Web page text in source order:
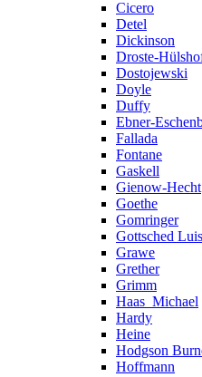
Cicero
Detel
Dickinson
Droste-
Dostojewski
Doyle
Duffy
Ebner-
Fallada
Fontane
Gaskell
Gienow-Hecht
Goethe
Gomringer
Gottsched
Grawe
Grether
Grimm
Haas_Michael
Hardy
Heine
Hodgson
Hoffmann